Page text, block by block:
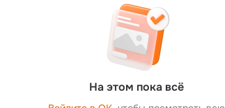
На этом пока всё